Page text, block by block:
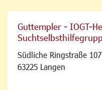
Guttempler - IOGT-
Südliche Ringstraße 107
63225 Langen